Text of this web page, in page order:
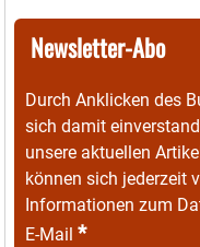
Newsletter-Abo
Durch Anklicken des
sich damit
unsere aktuellen
können sich jederzeit
Informationen zum
E-Mail *